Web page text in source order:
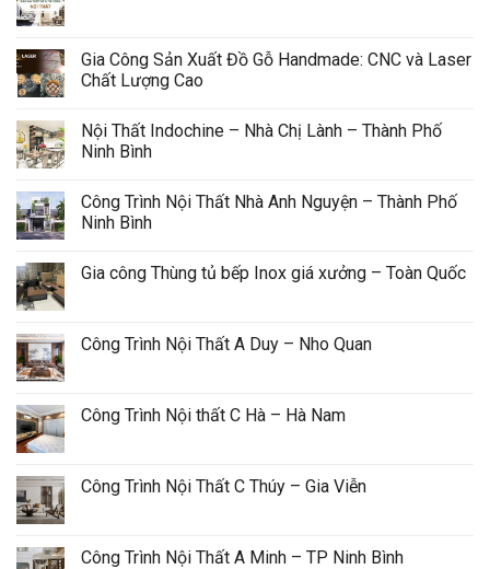
Gia Công Sản Xuất Đồ Gỗ Handmade: CNC và Laser
Chất Lượng Cao
Nội Thất Indochine – Nhà Chị Lành – Thành Phố
Ninh Bình
Công Trình Nội Thất Nhà Anh Nguyện – Thành Phố
Ninh Bình
Gia công Thùng tủ bếp Inox giá xưởng – Toàn Quốc
Công Trình Nội Thất A Duy – Nho Quan
Công Trình Nội thất C Hà – Hà Nam
Công Trình Nội Thất C Thúy – Gia Viễn
Công Trình Nội Thất A Minh – TP Ninh Bình